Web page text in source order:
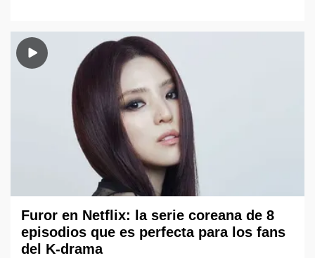
Furor en Netflix: la serie coreana de 8
episodios que es perfecta para los fans
del K-drama